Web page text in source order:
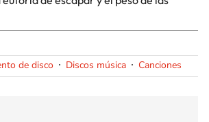
de disco Discos música Canciones